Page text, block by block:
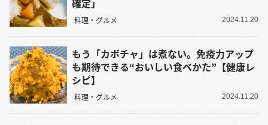
料理・グルメ 2024.11.20
もう「カボチャ」は煮ない。免疫力アップ
も期待できる“おいしい食べかた”【健康レ
シピ】
料理・グルメ 2024.11.20